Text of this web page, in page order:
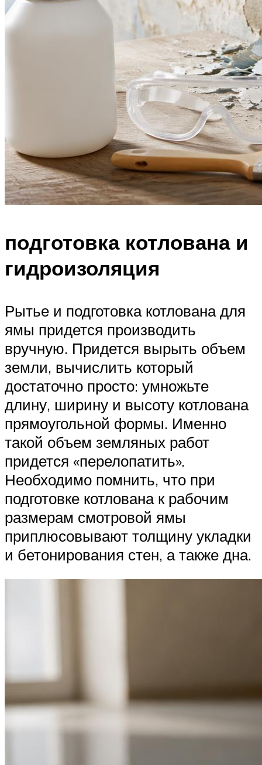
подготовка котлована и
гидроизоляция
Рытье и подготовка котлована для
ямы придется производить
вручную. Придется вырыть объем
земли, вычислить который
достаточно просто: умножьте
длину, ширину и высоту котлована
прямоугольной формы. Именно
такой объем земляных работ
придется «перелопатить».
Необходимо помнить, что при
подготовке котлована к рабочим
размерам смотровой ямы
приплюсовывают толщину укладки
и бетонирования стен, а также дна.